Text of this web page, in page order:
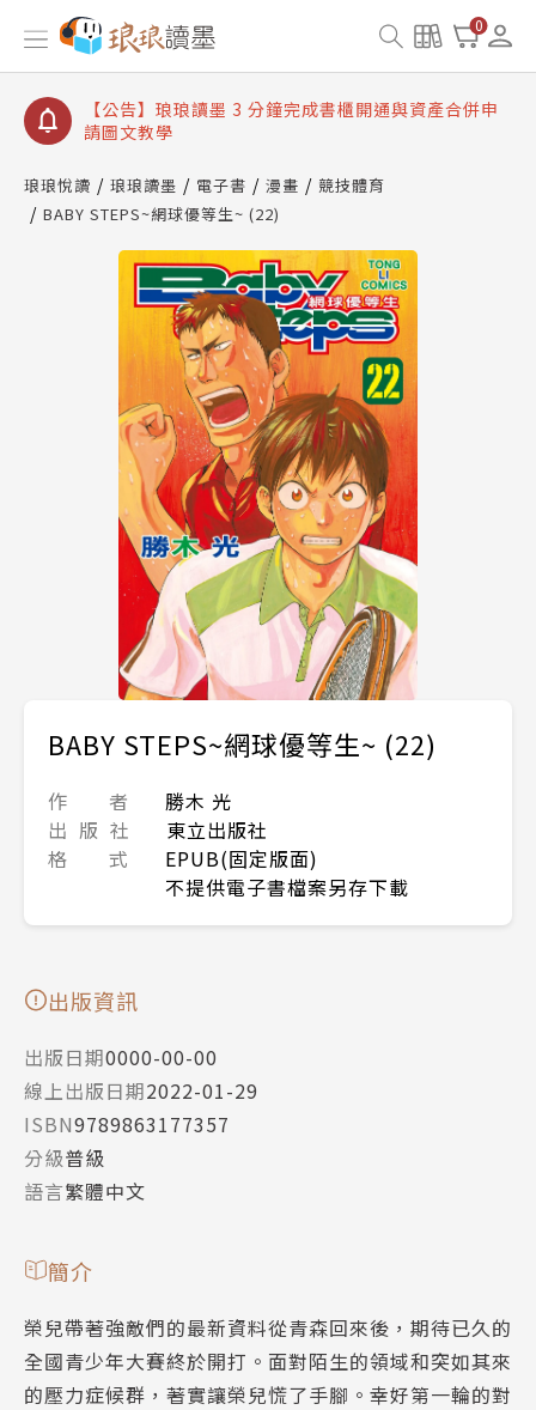
0
【公告】琅琅讀墨數位閱讀資產合併與書櫃開通申請
【公告】琅琅讀墨書櫃開通常見問題
【公告】琅琅讀墨 3 分鐘完成書櫃開通與資產合併申
請圖文教學
查詢
【公告】琅琅讀墨數位閱讀資產合併與書櫃開通申請
琅琅悅讀 琅琅讀墨 電子書 漫畫
競技體育
BABY STEPS~網球優等生~ (22)
BABY STEPS~網球優等生~ (22)
作 者
勝木 光
出 版 社
東立出版社
格 式
EPUB(固定版面)
不提供電子書檔案另存下載
出版資訊
出版日期0000-00-00
線上出版日期2022-01-29
ISBN9789863177357
分級普級
語言繁體中文
簡介
榮兒帶著強敵們的最新資料從青森回來後，期待已久的
全國青少年大賽終於開打。面對陌生的領域和突如其來
的壓力症候群，著實讓榮兒慌了手腳。幸好第一輪的對